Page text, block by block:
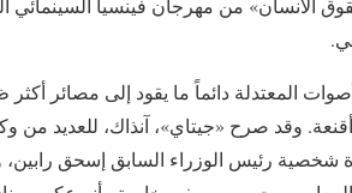
المعتدلة دائماً ما يقود إلى مصائر أكثر
وقد صرح «جيتاي»، آنذاك، للعديد من
شخصية رئيس الوزراء السابق إسحق رابين،